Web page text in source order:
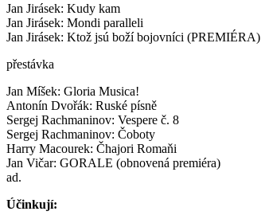
Jan Jirásek: Kudy kam
Jan Jirásek: Mondi paralleli
Jan Jirásek: Ktož jsú boží bojovníci (PREMIÉRA)
přestávka
Jan Míšek: Gloria Musica!
Antonín Dvořák: Ruské písně
Sergej Rachmaninov: Vespere č. 8
Sergej Rachmaninov: Čoboty
Harry Macourek: Čhajori Romaňi
Jan Vičar: GORALE (obnovená premiéra)
ad.
Účinkují: